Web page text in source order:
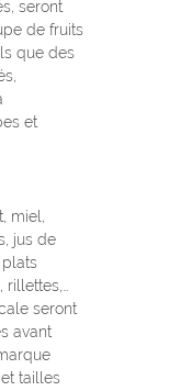
seront
de fruits
que des
et
miel,
jus de
plats
seront
avant
tailles